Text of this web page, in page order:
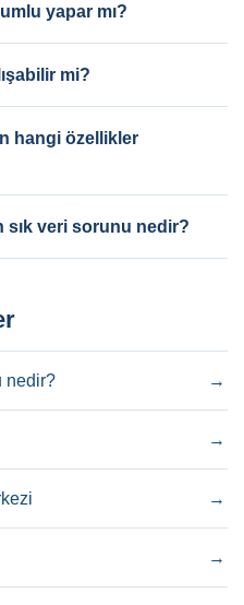
yapar mı?
mi?
hangi özellikler
sık veri sorunu nedir?
nedir? →
→
→
→